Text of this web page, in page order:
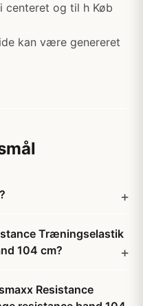
centeret og til h Køb
kan være genereret
Træningselastik
104 cm?
Resistance